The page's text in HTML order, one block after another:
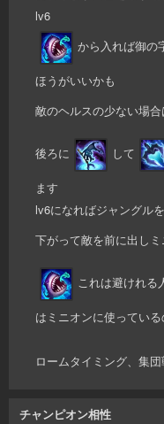
lv6
から入れば御の
ほうがいいかも
敵のヘルスの少ない場合
後ろに して
ます
lv6になればジャングル
下がって敵を前に出し
これは避けれる
はミニオンに使ってい
ロームタイミング、集
チャンピオン相性